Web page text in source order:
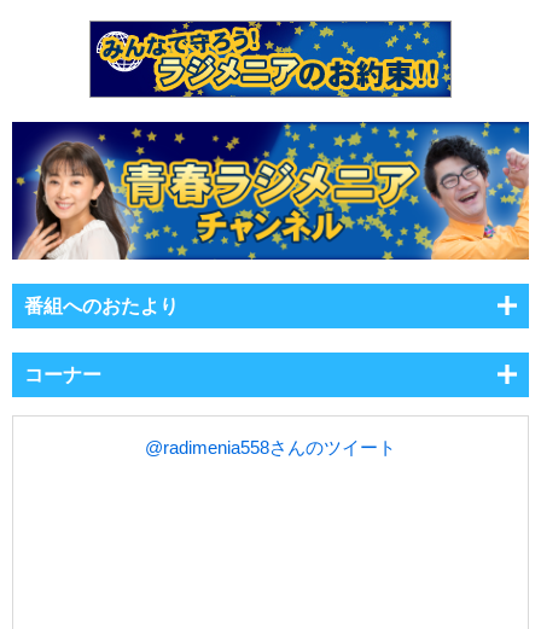
番組へのおたより
コーナー
@radimenia558さんのツイート